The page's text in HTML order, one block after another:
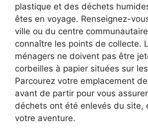
plastique et des déchets
êtes en voyage. Renseignez-
ville ou du centre
connaître les points de collecte.
ménagers ne doivent pas être
corbeilles à papier situées sur
Parcourez votre emplacement
avant de partir pour vous
déchets ont été enlevés du site,
votre aventure.